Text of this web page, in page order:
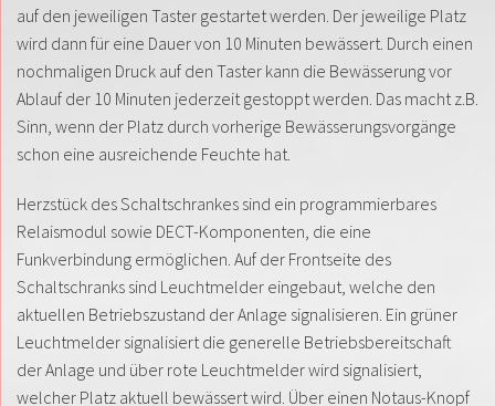
auf den jeweiligen Taster gestartet werden. Der jeweilige Platz
wird dann für eine Dauer von 10 Minuten bewässert. Durch einen
nochmaligen Druck auf den Taster kann die Bewässerung vor
Ablauf der 10 Minuten jederzeit gestoppt werden. Das macht z.B.
Sinn, wenn der Platz durch vorherige Bewässerungsvorgänge
schon eine ausreichende Feuchte hat.
Herzstück des Schaltschrankes sind ein programmierbares
Relaismodul sowie DECT-Komponenten, die eine
Funkverbindung ermöglichen. Auf der Frontseite des
Schaltschranks sind Leuchtmelder eingebaut, welche den
aktuellen Betriebszustand der Anlage signalisieren. Ein grüner
Leuchtmelder signalisiert die generelle Betriebsbereitschaft
der Anlage und über rote Leuchtmelder wird signalisiert,
welcher Platz aktuell bewässert wird. Über einen Notaus-Knopf